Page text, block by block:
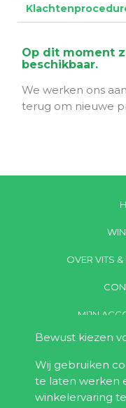
Bewust kiezen
Wij gebruiken
te laten werken
winkelervaring
Op dit moment
beschikbaar.
We werken ons
terug om nieuwe
OVER VITS &
MIJN
Word
voordeel &
Ontvang 10%